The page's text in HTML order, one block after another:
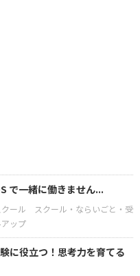
で一緒に働きません...
ール
スクール・ならいごと・受
ップ
に役立つ！思考力を育てる